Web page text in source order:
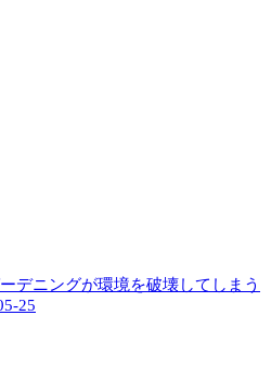
デニングが環境を破壊してしまう
25